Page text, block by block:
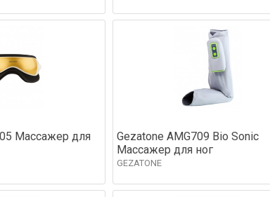
Массажер для
Gezatone AMG709 Bio Sonic
Массажер для ног
GEZATONE